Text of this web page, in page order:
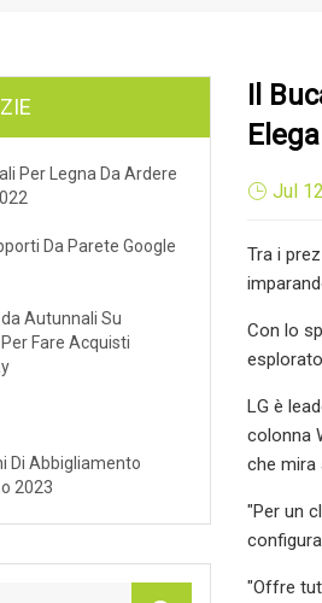
Per Legna Da Ardere
Da Parete Google
Autunnali Su
Fare Acquisti
Di Abbigliamento
2023
Il
Jul
Tra i
Con lo
LG è
colonna
che mira
"Per un
"Offre